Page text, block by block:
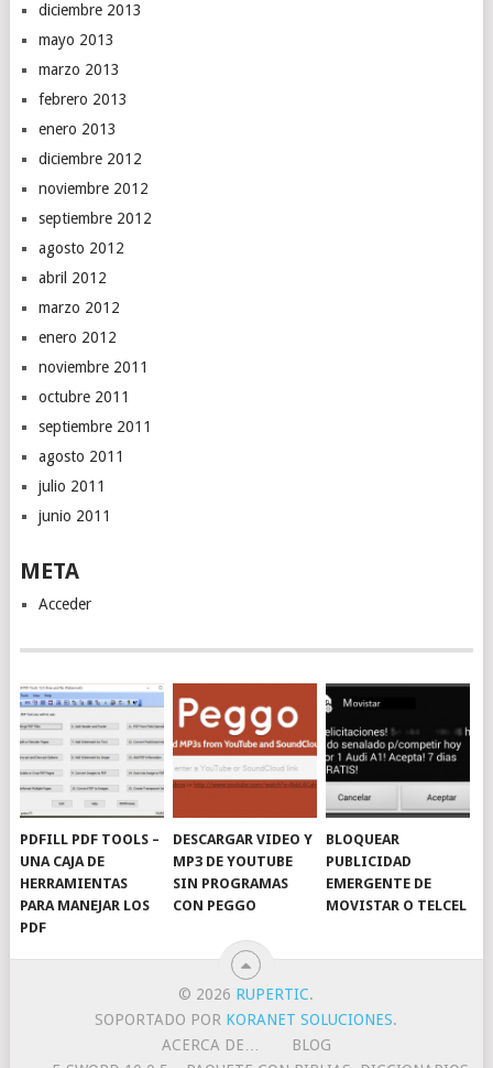
diciembre 2013
mayo 2013
marzo 2013
febrero 2013
enero 2013
diciembre 2012
noviembre 2012
septiembre 2012
agosto 2012
abril 2012
marzo 2012
enero 2012
noviembre 2011
octubre 2011
septiembre 2011
agosto 2011
julio 2011
junio 2011
META
Acceder
PDFILL PDF TOOLS –
UNA CAJA DE
HERRAMIENTAS
PARA MANEJAR LOS
PDF
DESCARGAR VIDEO Y
MP3 DE YOUTUBE
SIN PROGRAMAS
CON PEGGO
BLOQUEAR
PUBLICIDAD
EMERGENTE DE
MOVISTAR O TELCEL
© 2026 RUPERTIC.
SOPORTADO POR KORANET SOLUCIONES.
ACERCA DE…
BLOG